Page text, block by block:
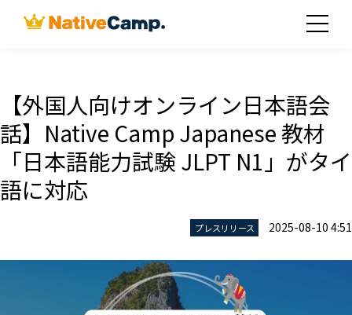
【外国人向けオンライン日本語会
話】Native Camp Japanese 教材
「日本語能力試験 JLPT N1」がタイ
語に対応
プレスリリース 2025-08-10 4:51